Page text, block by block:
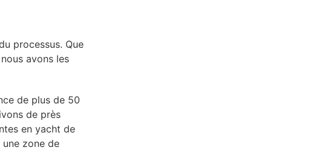
processus. Que
avons les
de plus de 50
de près
en yacht de
zone de